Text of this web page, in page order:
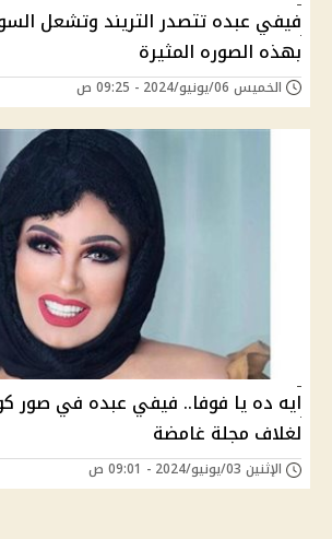
فيفي عبده تتصدر التريند وتشعل
بهذه الصوره المثيرة
الخميس 06/يونيو/2024 - 09:25 ص
ايه ده يا فوفا.. فيفي عبده في صور
لغلاف مجلة غامضة
الإثنين 03/يونيو/2024 - 09:01 ص